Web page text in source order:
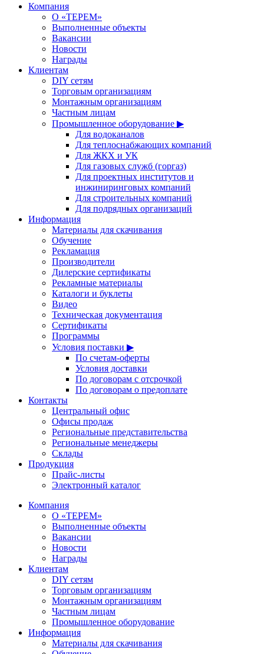
Компания
О «ТЕРЕМ»
Выполненные объекты
Вакансии
Новости
Награды
Клиентам
DIY сетям
Торговым организациям
Монтажным организациям
Частным лицам
Промышленное оборудование ▶
Для водоканалов
Для теплоснабжающих компаний
Для ЖКХ и УК
Для газовых служб (горгаз)
Для проектных институтов и
инжиниринговых компаний
Для строительных компаний
Для подрядных организаций
Информация
Материалы для скачивания
Обучение
Рекламация
Производители
Дилерские сертификаты
Рекламные материалы
Каталоги и буклеты
Видео
Техническая документация
Сертификаты
Программы
Условия поставки ▶
По счетам-оферты
Условия доставки
По договорам с отсрочкой
По договорам о предоплате
Контакты
Центральный офис
Офисы продаж
Региональные представительства
Региональные менеджеры
Склады
Продукция
Прайс-листы
Электронный каталог
Компания
О «ТЕРЕМ»
Выполненные объекты
Вакансии
Новости
Награды
Клиентам
DIY сетям
Торговым организациям
Монтажным организациям
Частным лицам
Промышленное оборудование
Информация
Материалы для скачивания